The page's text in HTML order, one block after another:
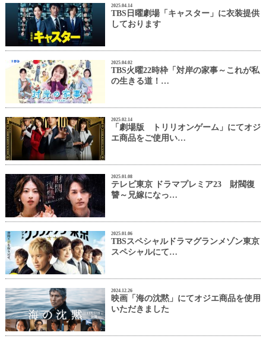
2025.04.14
TBS日曜劇場「キャスター」に衣装提供
しております
2025.04.02
TBS火曜22時枠「対岸の家事～これが私
の生きる道！…
2025.02.14
「劇場版 トリリオンゲーム」にてオジ
エ商品をご使用い…
2025.01.08
テレビ東京 ドラマプレミア23 財閥復
讐～兄嫁になっ…
2025.01.06
TBSスペシャルドラマグランメゾン東京
スペシャルにて…
2024.12.26
映画「海の沈黙」にてオジエ商品を使用
いただきました